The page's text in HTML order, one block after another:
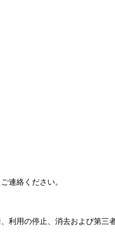
連絡ください。
利用の停止、消去および第三